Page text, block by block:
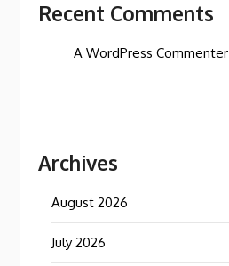
Recent Comments
A WordPress Commenter
Archives
August 2026
July 2026